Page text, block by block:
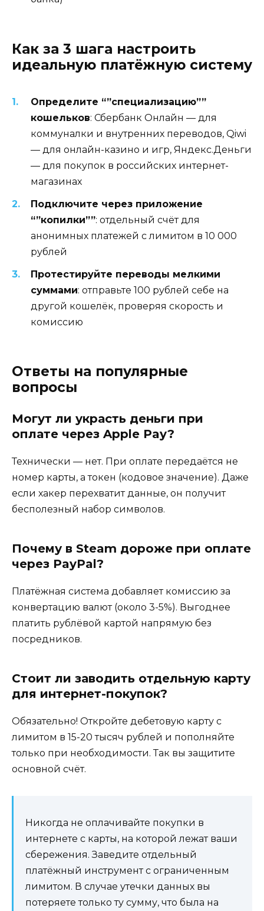
Как за 3 шага настроить
идеальную платёжную систему
Определите “”специализацию””
кошельков: Сбербанк Онлайн — для
коммуналки и внутренних переводов, Qiwi
— для онлайн-казино и игр, Яндекс.Деньги
— для покупок в российских интернет-
магазинах
Подключите через приложение
“”копилки””: отдельный счёт для
анонимных платежей с лимитом в 10 000
рублей
Протестируйте переводы мелкими
суммами: отправьте 100 рублей себе на
другой кошелёк, проверяя скорость и
комиссию
Ответы на популярные
вопросы
Могут ли украсть деньги при
оплате через Apple Pay?
Технически — нет. При оплате передаётся не
номер карты, а токен (кодовое значение). Даже
если хакер перехватит данные, он получит
бесполезный набор символов.
Почему в Steam дороже при оплате
через PayPal?
Платёжная система добавляет комиссию за
конвертацию валют (около 3-5%). Выгоднее
платить рублёвой картой напрямую без
посредников.
Стоит ли заводить отдельную карту
для интернет-покупок?
Обязательно! Откройте дебетовую карту с
лимитом в 15-20 тысяч рублей и пополняйте
только при необходимости. Так вы защитите
основной счёт.
Никогда не оплачивайте покупки в
интернете с карты, на которой лежат ваши
сбережения. Заведите отдельный
платёжный инструмент с ограниченным
лимитом. В случае утечки данных вы
потеряете только ту сумму, что была на